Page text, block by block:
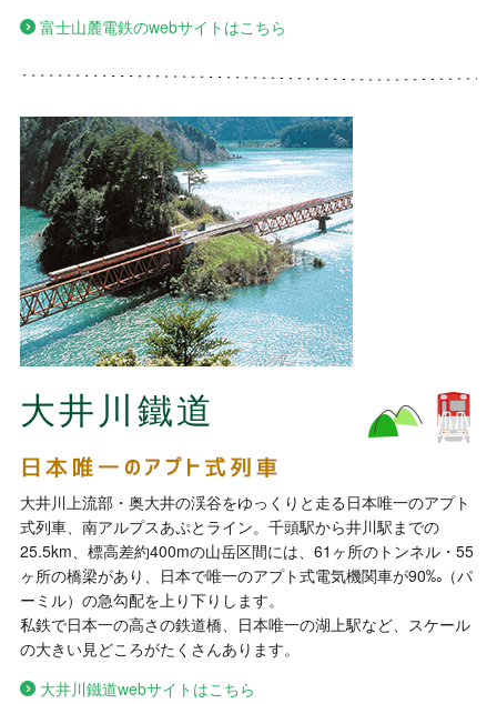
富士山麓電鉄のwebサイトはこちら
大井川鐵道
大井川上流部・奥大井の渓谷をゆっくりと走る日本唯一のアプト
式列車、南アルプスあぷとライン。千頭駅から井川駅までの
25.5km、標高差約400mの山岳区間には、61ヶ所のトンネル・55
ヶ所の橋梁があり、日本で唯一のアプト式電気機関車が90‰（パ
ーミル）の急勾配を上り下りします。
私鉄で日本一の高さの鉄道橋、日本唯一の湖上駅など、スケール
の大きい見どころがたくさんあります。
大井川鐵道webサイトはこちら